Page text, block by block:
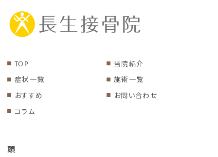
TOP
当院紹介
症状一覧
施術一覧
おすすめ
お問い合わせ
コラム
頭